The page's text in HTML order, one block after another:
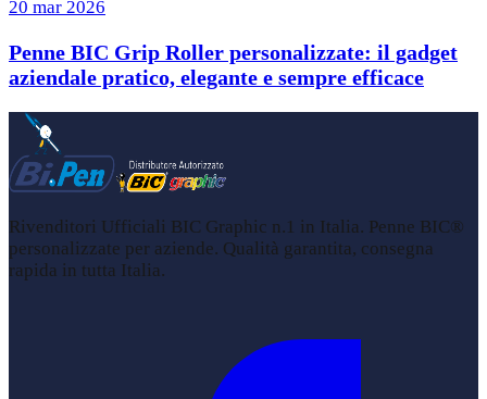
20 mar 2026
Penne BIC Grip Roller personalizzate: il gadget
aziendale pratico, elegante e sempre efficace
Rivenditori Ufficiali BIC Graphic n.1 in Italia. Penne BIC®
personalizzate per aziende. Qualità garantita, consegna
rapida in tutta Italia.